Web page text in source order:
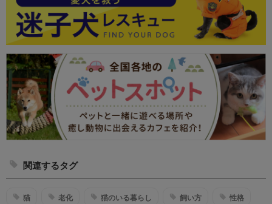
関連するタグ
猫 老化 猫のいる暮らし 飼い方 性格